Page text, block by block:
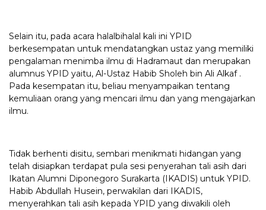
Selain itu, pada acara halalbihalal kali ini YPID
berkesempatan untuk mendatangkan ustaz yang memiliki
pengalaman menimba ilmu di Hadramaut dan merupakan
alumnus YPID yaitu, Al-Ustaz Habib Sholeh bin Ali Alkaf .
Pada kesempatan itu, beliau menyampaikan tentang
kemuliaan orang yang mencari ilmu dan yang mengajarkan
ilmu.
Tidak berhenti disitu, sembari menikmati hidangan yang
telah disiapkan terdapat pula sesi penyerahan tali asih dari
Ikatan Alumni Diponegoro Surakarta (IKADIS) untuk YPID.
Habib Abdullah Husein, perwakilan dari IKADIS,
menyerahkan tali asih kepada YPID yang diwakili oleh